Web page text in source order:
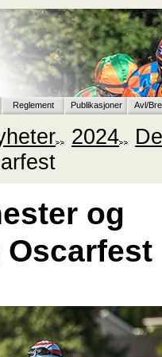
Reglement Publikasjoner Avl/
2024
og